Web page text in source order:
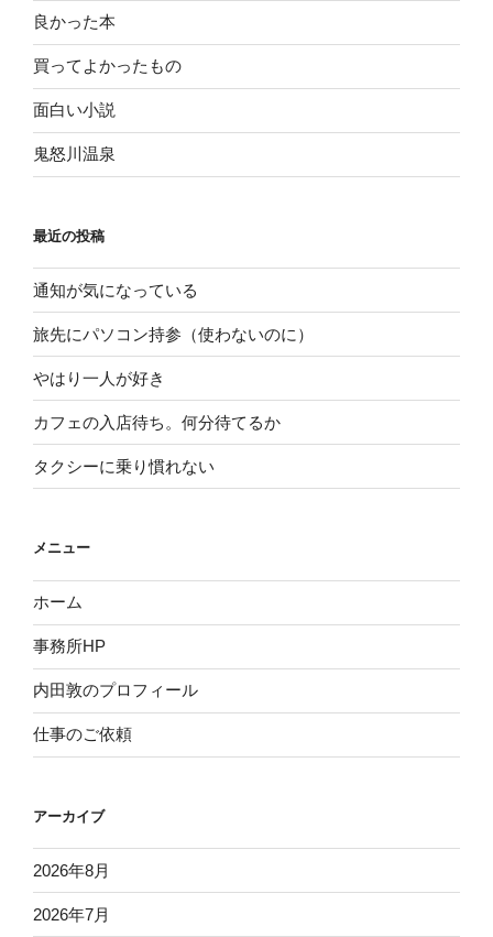
良かった本
買ってよかったもの
面白い小説
鬼怒川温泉
最近の投稿
通知が気になっている
旅先にパソコン持参（使わないのに）
やはり一人が好き
カフェの入店待ち。何分待てるか
タクシーに乗り慣れない
メニュー
ホーム
事務所HP
内田敦のプロフィール
仕事のご依頼
アーカイブ
2026年8月
2026年7月